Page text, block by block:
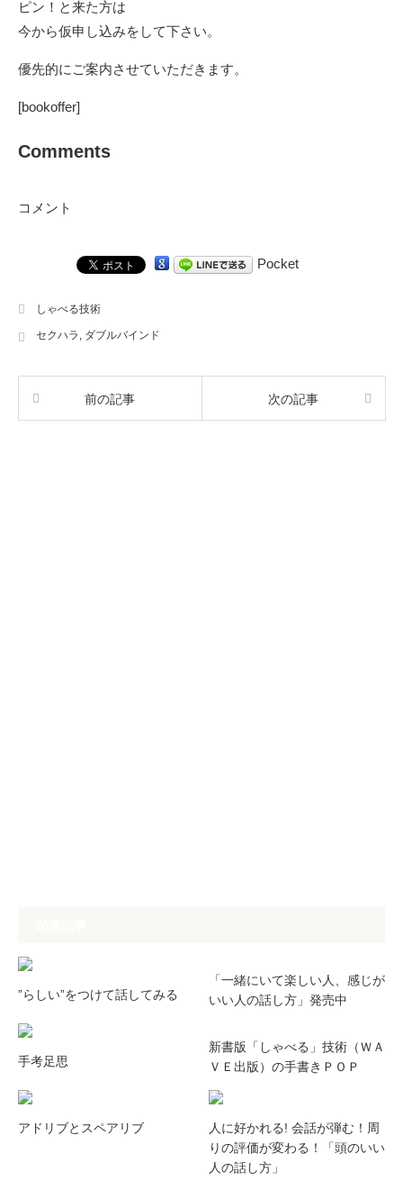
ピン！と来た方は
今から仮申し込みをして下さい。
優先的にご案内させていただきます。
[bookoffer]
Comments
コメント
Pocket
しゃべる技術
セクハラ ダブルバインド
前の記事 次の記事
”らしい”をつけて話してみる
「一緒にいて楽しい人、感じが
いい人の話し方」発売中
手考足思
新書版「しゃべる」技術（ＷＡ
ＶＥ出版）の手書きＰＯＰ
アドリブとスペアリブ
人に好かれる! 会話が弾む！周
りの評価が変わる！「頭のいい
人の話し方」